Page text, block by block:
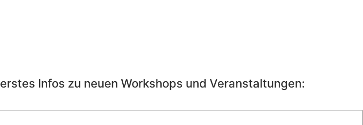
Infos zu neuen Workshops und Veranstaltungen: